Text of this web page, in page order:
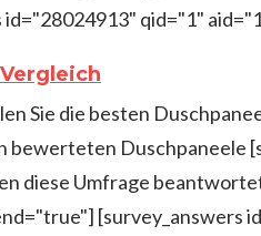
qid="1"
Sie die besten
bewerteten Duschpaneele
diese Umfrage
[survey_answers